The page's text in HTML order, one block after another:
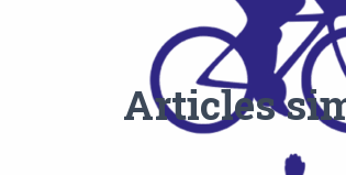
Articles